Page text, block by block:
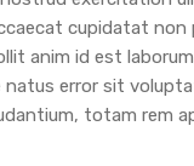
cupidatat
anim id est
natus error sit
totam rem